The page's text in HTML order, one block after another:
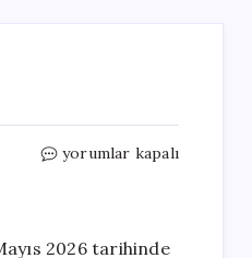
Kastamonu’da
İlçesi
yorumlar kapalı
2026 tarihinde